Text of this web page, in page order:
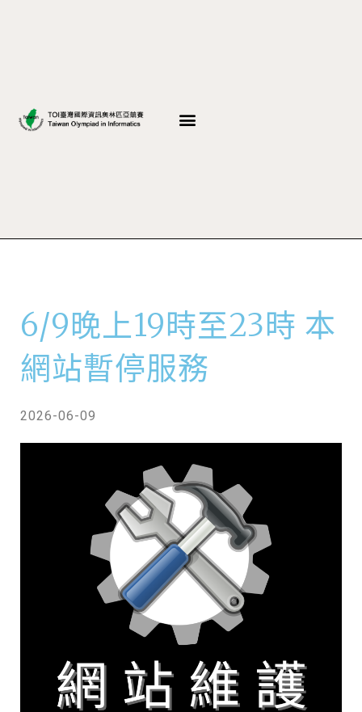
6/9晚上19時至23時 本
網站暫停服務
2026-06-09